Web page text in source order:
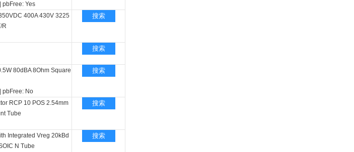
pbFree: Yes
400A 430V 3225
R
搜索
搜索
80dBA 8Ohm Square
pbFree: No
搜索
RCP 10 POS 2.54mm
Tube
搜索
Integrated Vreg 20kBd
N Tube
搜索